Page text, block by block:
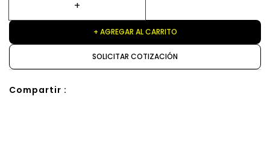
+ AGREGAR AL CARRITO
SOLICITAR COTIZACIÓN
Compartir :